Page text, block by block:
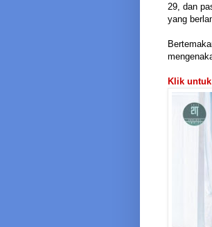
29, dan
yang
Klik